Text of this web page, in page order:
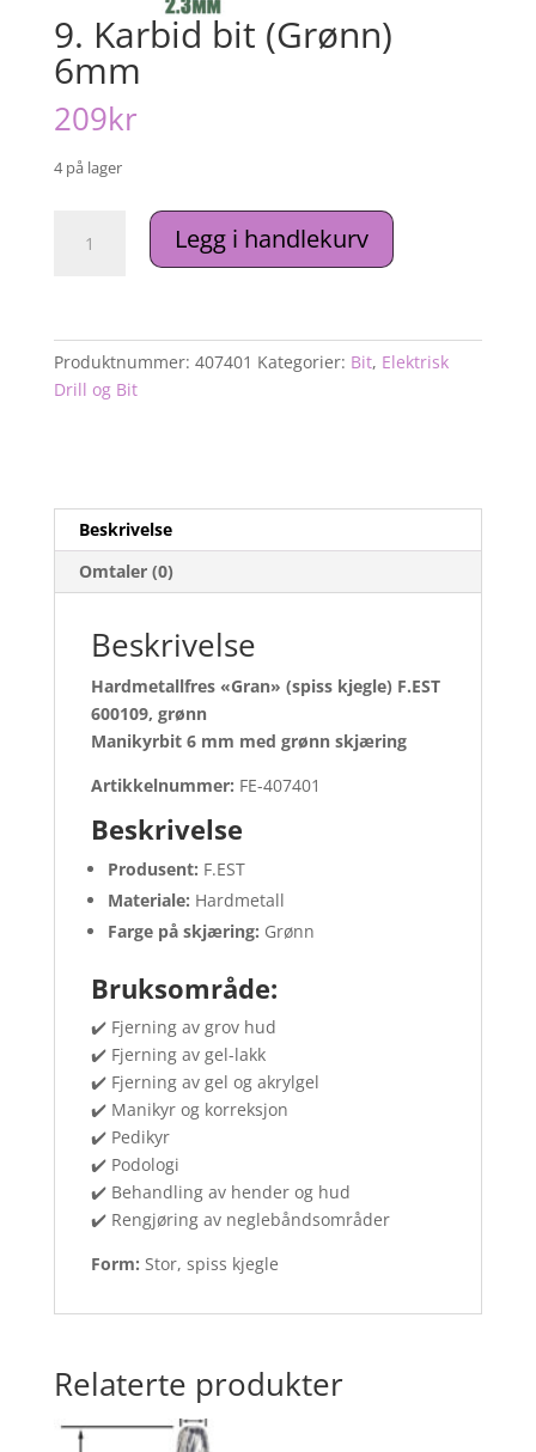
9. Karbid bit (Grønn)
6mm
209kr
4 på lager
Karbid
antall
Legg i handlekurv
Produktnummer: 407401 Kategorier: Bit, Elektrisk
Drill og Bit
Beskrivelse
Omtaler (0)
Beskrivelse
Hardmetallfres «Gran» (spiss kjegle) F.EST
600109, grønn
Manikyrbit 6 mm med grønn skjæring
Artikkelnummer: FE-407401
Beskrivelse
Produsent: F.EST
Materiale: Hardmetall
Farge på skjæring: Grønn
Bruksområde:
✔️ Fjerning av grov hud
✔️ Fjerning av gel-lakk
✔️ Fjerning av gel og akrylgel
✔️ Manikyr og korreksjon
✔️ Pedikyr
✔️ Podologi
✔️ Behandling av hender og hud
✔️ Rengjøring av neglebåndsområder
Form: Stor, spiss kjegle
Relaterte produkter